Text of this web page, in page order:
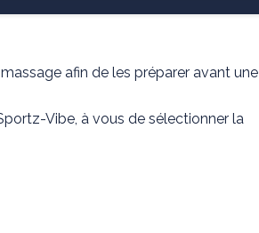
afin de les préparer avant une
Vibe, à vous de sélectionner la